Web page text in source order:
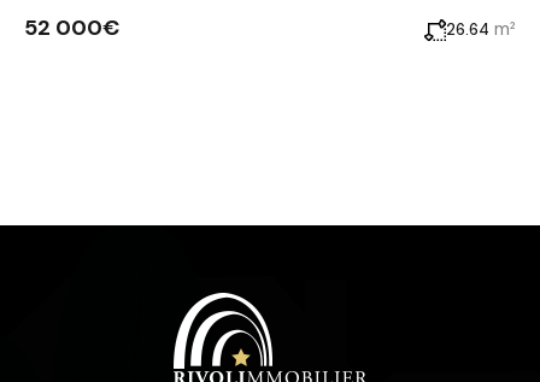
52 000€ 26.64 m²